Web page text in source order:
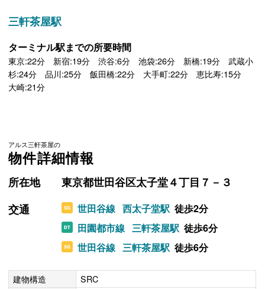
三軒茶屋駅
ターミナル駅までの所要時間
東京:22分 新宿:19分 渋谷:6分 池袋:26分 新橋:19分 武蔵小
杉:24分 品川:25分 飯田橋:22分 大手町:22分 恵比寿:15分
大崎:21分
アルス三軒茶屋の
物件詳細情報
所在地
東京都世田谷区太子堂４丁目７－３
交通
世田谷線 西太子堂駅 徒歩2分
田園都市線 三軒茶屋駅 徒歩6分
世田谷線 三軒茶屋駅 徒歩6分
建物構造
SRC